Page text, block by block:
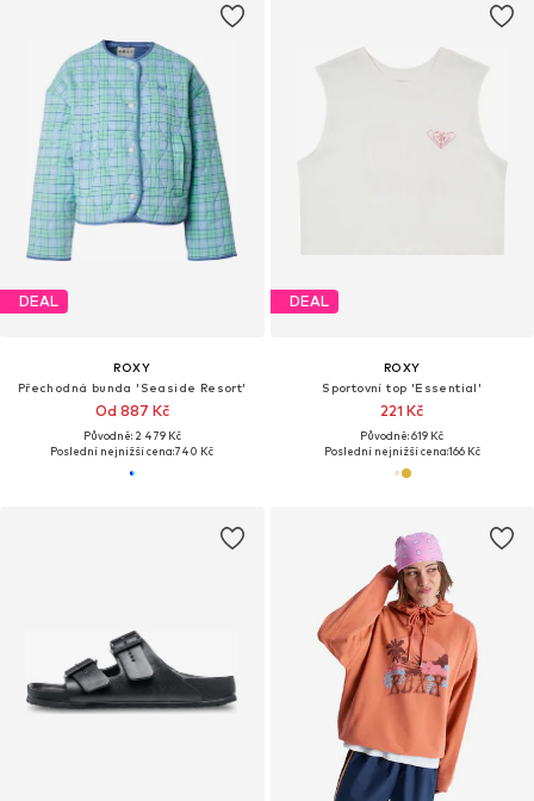
DEAL
ROXY
Přechodná bunda 'Seaside Resort'
Od 887 Kč
Původně: 2 479 Kč
Poslední nejnižší cena:740 Kč
DEAL
ROXY
Sportovní top 'Essential'
221 Kč
Původně: 619 Kč
Poslední nejnižší cena:166 Kč